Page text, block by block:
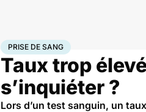
AccueilSantéPrise de sang
PRISE DE SANG
Taux trop
s’inquiéter ?
Lors d’un test sanguin, un